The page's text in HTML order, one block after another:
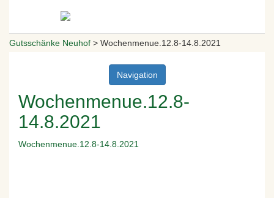
Gutsschänke Neuhof > Wochenmenue.12.8-14.8.2021
Navigation
Wochenmenue.12.8-
14.8.2021
Wochenmenue.12.8-14.8.2021